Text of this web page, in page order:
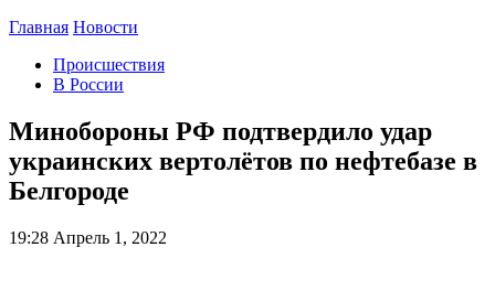
Главная Новости
Происшествия
В России
Минобороны РФ подтвердило удар
украинских вертолётов по нефтебазе в
Белгороде
19:28 Апрель 1, 2022